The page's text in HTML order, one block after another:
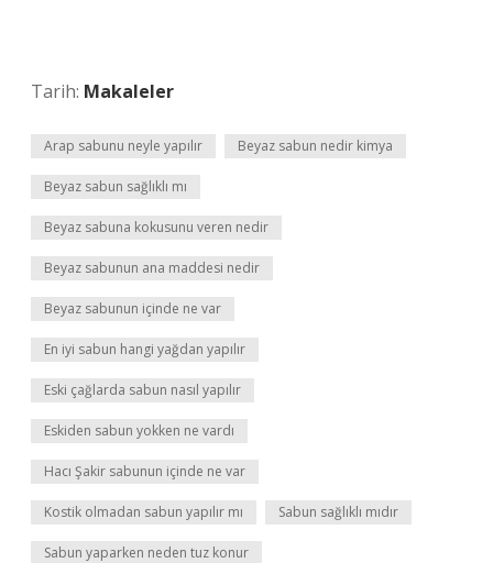
Tarih: Makaleler
Arap sabunu neyle yapılır Beyaz sabun nedir kimya
Beyaz sabun sağlıklı mı
Beyaz sabuna kokusunu veren nedir
Beyaz sabunun ana maddesi nedir
Beyaz sabunun içinde ne var
En iyi sabun hangi yağdan yapılır
Eski çağlarda sabun nasıl yapılır
Eskiden sabun yokken ne vardı
Hacı Şakir sabunun içinde ne var
Kostik olmadan sabun yapılır mı Sabun sağlıklı mıdır
Sabun yaparken neden tuz konur